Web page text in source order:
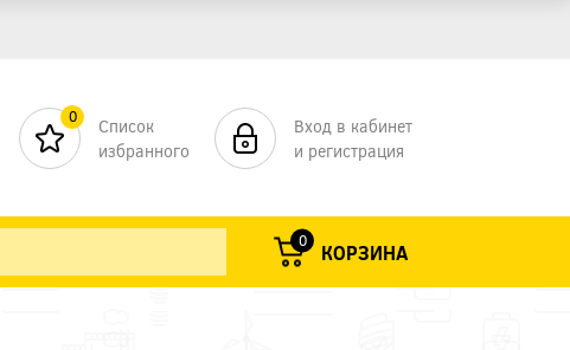
0
Список
избранного
Вход в кабинет
и регистрация
0 КОРЗИНА